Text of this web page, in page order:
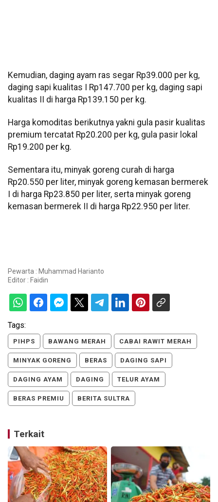
Kemudian, daging ayam ras segar Rp39.000 per kg,
daging sapi kualitas I Rp147.700 per kg, daging sapi
kualitas II di harga Rp139.150 per kg.
Harga komoditas berikutnya yakni gula pasir kualitas
premium tercatat Rp20.200 per kg, gula pasir lokal
Rp19.200 per kg.
Sementara itu, minyak goreng curah di harga
Rp20.550 per liter, minyak goreng kemasan bermerek
I di harga Rp23.850 per liter, serta minyak goreng
kemasan bermerek II di harga Rp22.950 per liter.
Pewarta : Muhammad Harianto
Editor : Faidin
Tags:
PIHPS BAWANG MERAH CABAI RAWIT MERAH
MINYAK GORENG BERAS DAGING SAPI
DAGING AYAM DAGING TELUR AYAM
BERAS PREMIU BERITA SULTRA
Terkait